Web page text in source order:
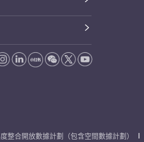
整合開放數據計劃（包含空間數據計劃）